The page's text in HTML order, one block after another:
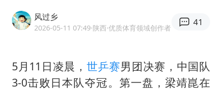
情侣平潭拍日出坠崖1死1伤
《欢迎来龙餐馆》口碑
泰国初中生饮弹自尽前开了26枪
风过乡
2026-05-11 07:49·陕西·优质体育领域创作者
41
5月11日凌晨， 世乒赛男团决赛，中国队
3-0击败日本队夺冠。第一盘， 梁靖崑在